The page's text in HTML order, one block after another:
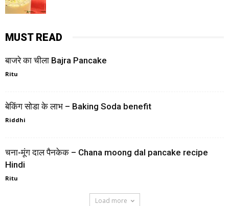
MUST READ
बाजरे का चीला Bajra Pancake
Ritu
बेकिंग सोडा के लाभ – Baking Soda benefit
Riddhi
चना-मूंग दाल पैनकेक – Chana moong dal pancake recipe
Hindi
Ritu
Load more